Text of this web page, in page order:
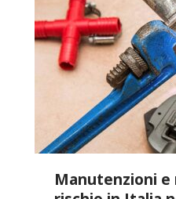
Manutenzioni e